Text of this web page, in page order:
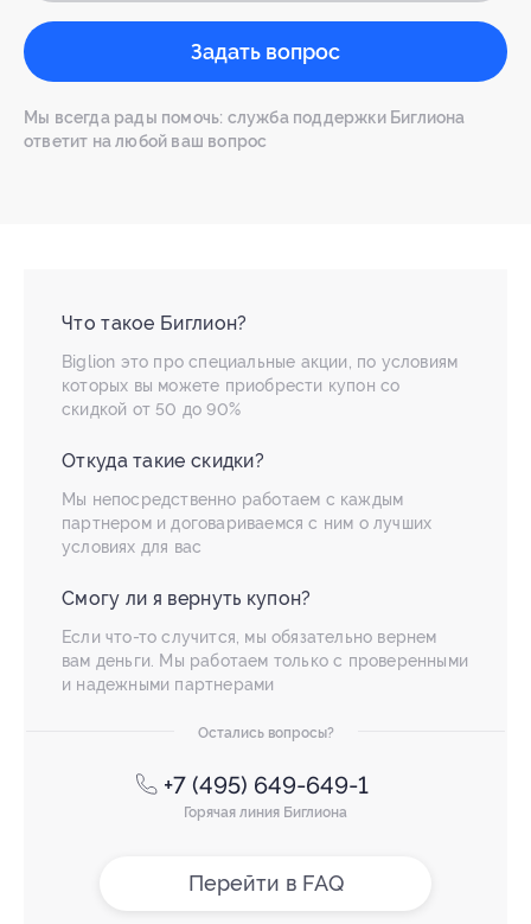
Задать вопрос
Мы всегда рады помочь: служба поддержки Биглиона
ответит на любой ваш вопрос
Что такое Биглион?
Biglion это про специальные акции, по условиям
которых вы можете приобрести купон со
скидкой от 50 до 90%
Откуда такие скидки?
Мы непосредственно работаем с каждым
партнером и договариваемся с ним о лучших
условиях для вас
Смогу ли я вернуть купон?
Если что-то случится, мы обязательно вернем
вам деньги. Мы работаем только с проверенными
и надежными партнерами
Остались вопросы?
+7 (495) 649-649-1
Горячая линия Биглиона
Перейти в FAQ